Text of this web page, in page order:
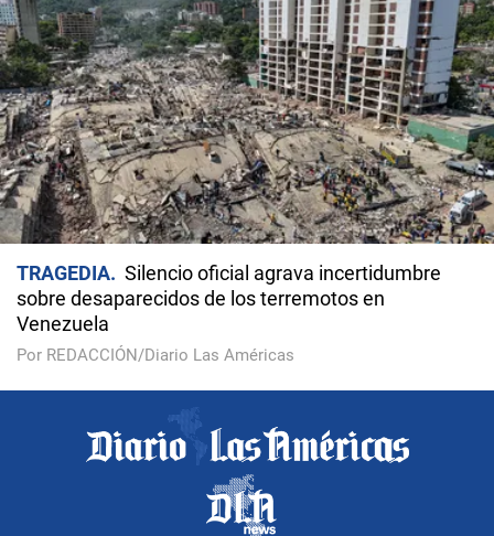
TRAGEDIA
Silencio oficial agrava incertidumbre
sobre desaparecidos de los terremotos en
Venezuela
Por REDACCIÓN/Diario Las Américas